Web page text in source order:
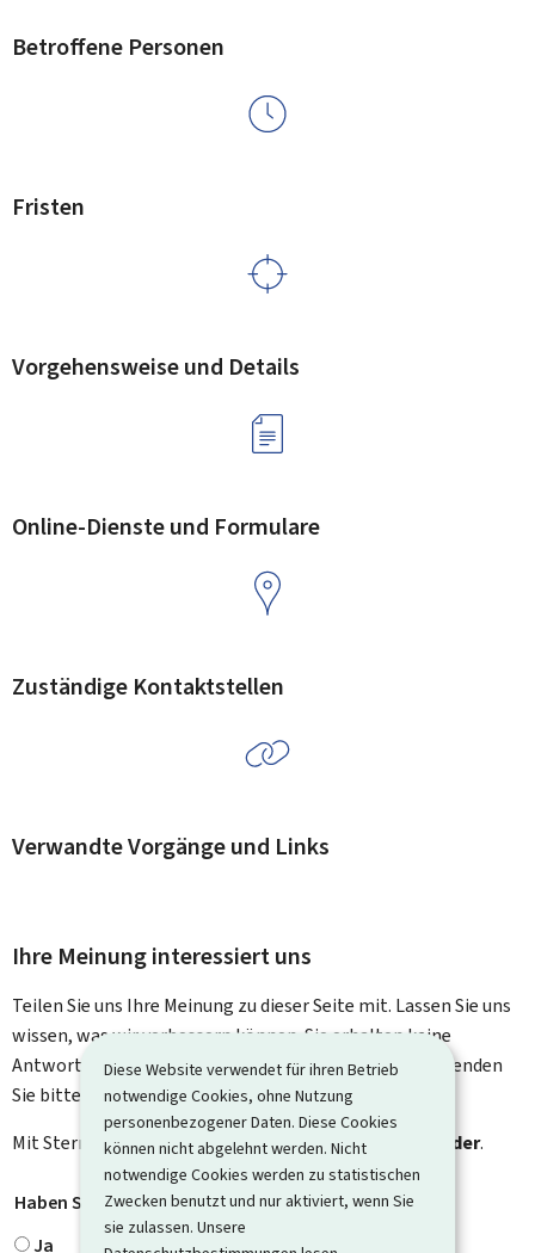
Diese Website verwendet für ihren Betrieb
notwendige Cookies, ohne Nutzung
personenbezogener Daten. Diese Cookies
können nicht abgelehnt werden. Nicht
notwendige Cookies werden zu statistischen
Zwecken benutzt und nur aktiviert, wenn Sie
sie zulassen. Unsere
Betroffene Personen
Fristen
Vorgehensweise und Details
Online-Dienste und Formulare
Zuständige Kontaktstellen
Verwandte Vorgänge und Links
Ihre Meinung interessiert uns
Teilen Sie uns Ihre Meinung zu dieser Seite mit. Lassen Sie uns
wissen, was wir verbessern können. Sie erhalten keine
Antwort auf Ihr Feedback. Für spezifische Fragen verwenden
Sie bitte das Kontaktformular.
Mit Stern gekennzeichnete Felder ( * ) sind Pflichtfelder.
Haben Sie gefunden, wonach Sie gesucht haben?
Ja